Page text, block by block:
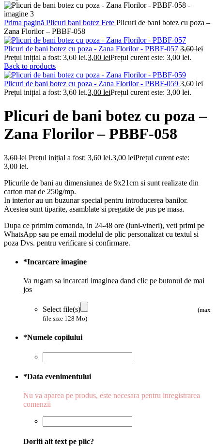
Prima pagină Plicuri bani botez Fete Plicuri de bani botez cu poza –
Zana Florilor – PBBF-058
Plicuri de bani botez cu poza - Zana Florilor - PBBF-057 3,60lei
Prețul inițial a fost: 3,60 lei.3,00 leiPrețul curent este: 3,00 lei.
Back to products
Plicuri de bani botez cu poza - Zana Florilor - PBBF-059 3,60lei
Prețul inițial a fost: 3,60 lei.3,00 leiPrețul curent este: 3,00 lei.
Plicuri de bani botez cu poza –
Zana Florilor – PBBF-058
3,60lei Prețul inițial a fost: 3,60 lei.3,00 leiPrețul curent este:
3,00 lei.
Plicurile de bani au dimensiunea de 9x21cm si sunt realizate din
carton mat de 250g/mp.
In interior au un buzunar special pentru introducerea banilor.
Acestea sunt tiparite, asamblate si pregatite de pus pe masa.
Dupa ce primim comanda, in 24-48 ore (luni-vineri), veti primi pe
WhatsApp sau pe email modelul de plic personalizat cu textul si
poza Dvs. pentru verificare si confirmare.
*Incarcare imagine
Va rugam sa incarcati imaginea dand clic pe butonul de mai
jos
Select file(s)
(max
file size 128 Mo)
*Numele copilului
*Data evenimentului
Nu va aparea pe produs, este necesara pentru inregistrarea
comenzii
Doriti alt text pe plic?